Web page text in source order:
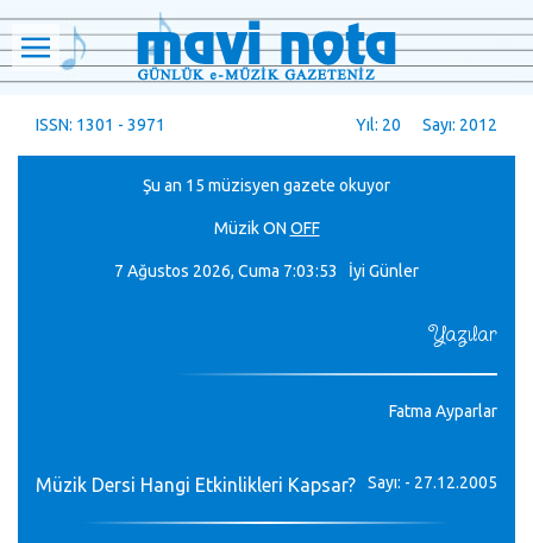
ISSN: 1301 - 3971 Yıl: 20 Sayı: 2012
Şu an 15 müzisyen gazete okuyor
MüzikON OFF
7 Ağustos 2026, Cuma 7:03:54 İyi Günler
Yazılar
Fatma Ayparlar
Müzik Dersi Hangi Etkinlikleri Kapsar? Sayı: - 27.12.2005